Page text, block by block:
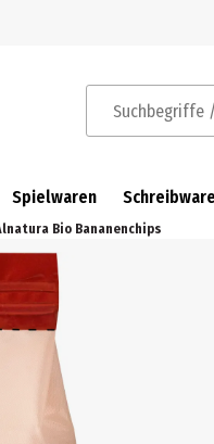
Suchbegriffe /
Spielwaren
Bio Bananenchips